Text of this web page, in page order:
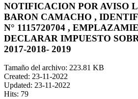
NOTIFICACION POR AVISO
BARON CAMACHO ,
N° 1115720704 ,
DECLARAR IMPUESTO
2017-2018- 2019
Tamaño del archivo: 223.81 KB
Created: 23-11-2022
Updated: 23-11-2022
Hits: 79